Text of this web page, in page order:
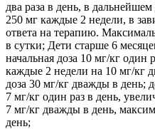
два раза в день, в
250 мг каждые 2 недели, в
ответа на терапию.
в сутки; Дети старше 6
начальная доза 10 мг/кг один
каждые 2 недели на 10 мг/кг
доза 30 мг/кг дважды в день;
7 мг/кг один раз в день,
7 мг/кг дважды в день,
день;